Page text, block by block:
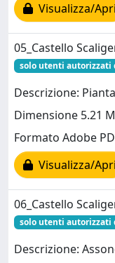
Visualizza/Apri
05_Castello
solo utenti autorizzati
Descrizione:
Dimensione 5.21
Formato Adobe
Visualizza/Apri
06_Castello
solo utenti autorizzati
Descrizione: